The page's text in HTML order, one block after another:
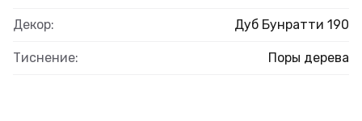
Декор: Дуб Бунратти 190
Тиснение: Поры дерева